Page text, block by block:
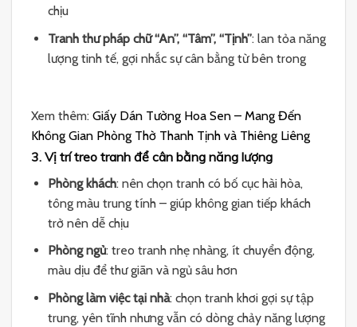
chịu
Tranh thư pháp chữ “An”, “Tâm”, “Tịnh”: lan tỏa năng
lượng tinh tế, gợi nhắc sự cân bằng từ bên trong
Xem thêm: Giấy Dán Tường Hoa Sen – Mang Đến
Không Gian Phòng Thờ Thanh Tịnh và Thiêng Liêng
3. Vị trí treo tranh để cân bằng năng lượng
Phòng khách: nên chọn tranh có bố cục hài hòa,
tông màu trung tính – giúp không gian tiếp khách
trở nên dễ chịu
Phòng ngủ: treo tranh nhẹ nhàng, ít chuyển động,
màu dịu để thư giãn và ngủ sâu hơn
Phòng làm việc tại nhà: chọn tranh khơi gợi sự tập
trung, yên tĩnh nhưng vẫn có dòng chảy năng lượng